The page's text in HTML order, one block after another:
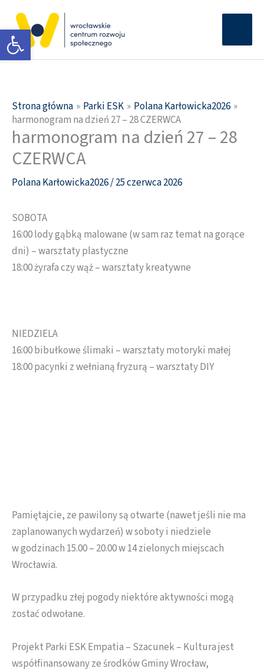
Otwórz pasek narzędzi
treści
Strona główna Parki ESK
Polana Karłowicka2026
harmonogram na dzień 27 – 28 CZERWCA
harmonogram na dzień 27 – 28
CZERWCA
Polana Karłowicka2026/25 czerwca 2026
SOBOTA
16:00 lody gąbką malowane (w sam raz temat na gorące
dni) – warsztaty plastyczne
18:00 żyrafa czy wąż – warsztaty kreatywne
NIEDZIELA
16:00 bibułkowe ślimaki – warsztaty motoryki małej
18:00 pacynki z wełnianą fryzurą – warsztaty DIY
Pamiętajcie, ze pawilony są otwarte (nawet jeśli nie ma
zaplanowanych wydarzeń) w soboty i niedziele
w godzinach 15.00 – 20.00 w 14 zielonych miejscach
Wrocławia.
W przypadku złej pogody niektóre aktywności mogą
zostać odwołane.
Projekt Parki ESK Empatia – Szacunek – Kultura jest
współfinansowany ze środków Gminy Wrocław,